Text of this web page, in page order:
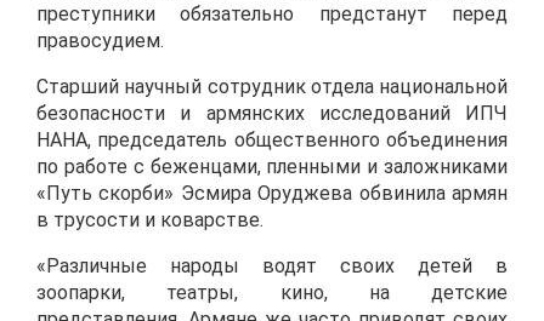
преступники обязательно предстанут перед
правосудием.
Старший научный сотрудник отдела национальной
безопасности и армянских исследований ИПЧ
НАНА, председатель общественного объединения
по работе с беженцами, пленными и заложниками
«Путь скорби» Эсмира Оруджева обвинила армян
в трусости и коварстве.
«Различные народы водят своих детей в
зоопарки, театры, кино, на детские